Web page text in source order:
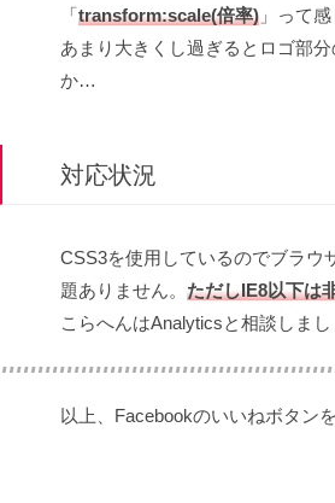
「transform:scale(倍率) 」って
あまり大きくし過ぎるとロゴ部
か…
対応状況
CSS3を使用しているのでブラウ
題ありません。 ただしIE8以下は
こらへんはAnalyticsと相談しまし
以上、Facebookのいいねボタン